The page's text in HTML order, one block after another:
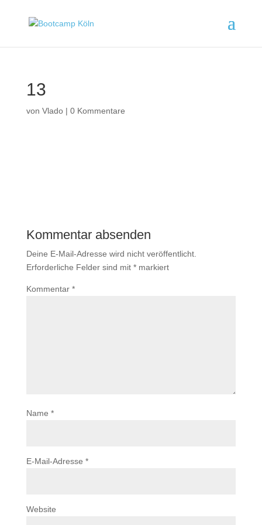
13
von Vlado| 0 Kommentare
Kommentar absenden
Deine E-Mail-Adresse wird nicht veröffentlicht.
Erforderliche Felder sind mit *markiert
Kommentar *
Name *
E-Mail-Adresse *
Website